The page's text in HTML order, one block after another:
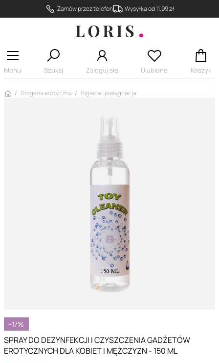
Zamów przez telefon Wysyłka od 11,99 zł
Menu Szukaj Zaloguj się Ulubione Koszyk
Strona główna
Drogeria erotyczna Higiena i pielęgnacja
-17%
SPRAY DO DEZYNFEKCJI I CZYSZCZENIA GADŻETÓW
EROTYCZNYCH DLA KOBIET I MĘŻCZYZN - 150 ML